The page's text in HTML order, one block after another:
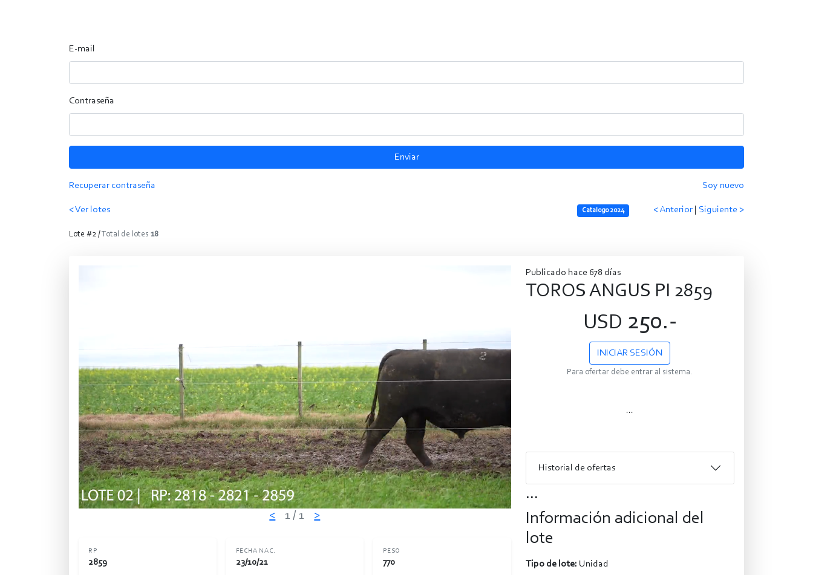
E-mail
Contraseña
Enviar
Recuperar contraseña Soy nuevo
< Ver lotes Catalogo 2024
Lote #2 / Total de lotes 18
< Anterior Siguiente >
< 1 / 1 >
RP
2859
FECHA NAC.
23/10/21
PESO
770
Publicado hace 678 días
TOROS ANGUS PI 2859
USD 250.-
INICIAR SESIÓN
Para ofertar debe entrar al sistema.
...
Historial de ofertas
...
Información adicional del
lote
Tipo de lote: Unidad